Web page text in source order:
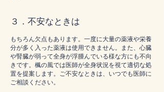
３．不安なときは
もちろん欠点もあります。一度に大量の薬液や栄養
分が多く入った薬液は使用できません。また、心臓
や腎臓が弱って全身が浮腫んでいる様な方にも不向
きです。楓の風では医師が全身状況を視て適切な処
置を提案します。ご不安なときは、いつでも医師に
ご相談ください。